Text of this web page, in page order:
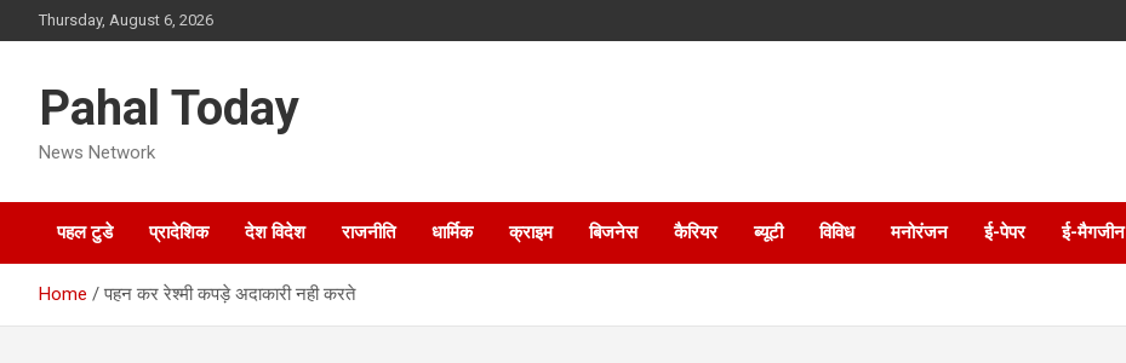
to
Thursday, August 6, 2026
Pahal Today
News Network
पहल टुडे प्रादेशिक देश विदेश राजनीति धार्मिक क्राइम बिजनेस कैरियर ब्यूटी विविध मनोरंजन ई-पेपर ई-मैगजीन
Home पहन कर रेश्मी कपड़े अदाकारी नही करते